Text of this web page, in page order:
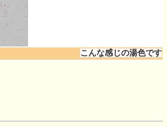
こんな感じの湯色です